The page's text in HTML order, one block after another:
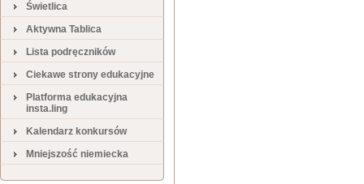
Świetlica
Aktywna Tablica
Lista podręczników
Ciekawe strony edukacyjne
Platforma edukacyjna
insta.ling
Kalendarz konkursów
Mniejszość niemiecka